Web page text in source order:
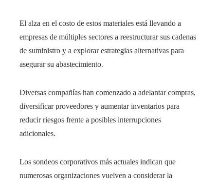
El alza en el costo de estos materiales está llevando a
empresas de múltiples sectores a reestructurar sus cadenas
de suministro y a explorar estrategias alternativas para
asegurar su abastecimiento.
Diversas compañías han comenzado a adelantar compras,
diversificar proveedores y aumentar inventarios para
reducir riesgos frente a posibles interrupciones
adicionales.
Los sondeos corporativos más actuales indican que
numerosas organizaciones vuelven a considerar la